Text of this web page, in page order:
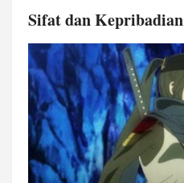
Sifat dan Kepribadian